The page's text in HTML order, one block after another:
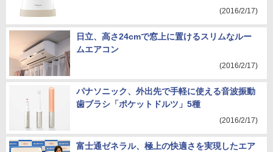
(2016/2/17)
日立、高さ24cmで窓上に置けるスリムなルー
ムエアコン
(2016/2/17)
パナソニック、外出先で手軽に使える音波振動
歯ブラシ「ポケットドルツ」5種
(2016/2/17)
富士通ゼネラル、極上の快適さを実現したエア